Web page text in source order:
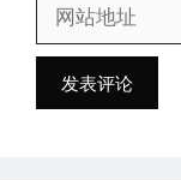
箱
站